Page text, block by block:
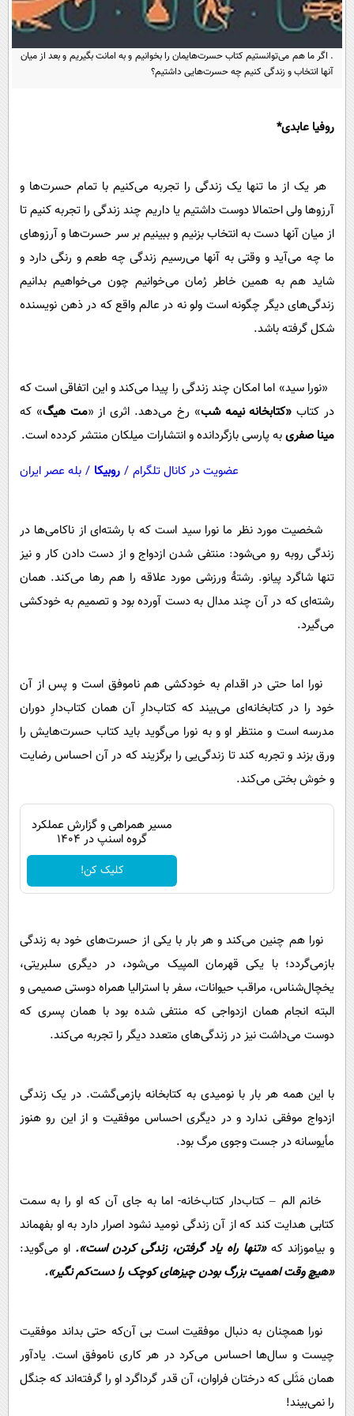
. اگر ما هم می‌توانستیم کتاب حسرت‌هایمان را بخوانیم و به امانت بگیریم و بعد از میان
آنها انتخاب و زندگی کنیم چه حسرت‌هایی داشتیم؟
روفیا عابدی*
هر یک از ما تنها یک زندگی را تجربه می‌کنیم با تمام حسرت‌ها و
آرزوها ولی احتمالا دوست داشتیم یا داریم چند زندگی را تجربه کنیم تا
از میان آنها دست به انتخاب بزنیم و ببینیم بر سر حسرت‌ها و آرزوهای
ما چه می‌آید و وقتی به آنها می‌رسیم زندگی چه طعم و رنگی دارد و
شاید هم به همین خاطر رُمان می‌خوانیم چون می‌خواهیم بدانیم
زندگی‌های دیگر چگونه است ولو نه در عالم واقع که در ذهن نویسنده
شکل گرفته باشد.
«نورا سید» اما امکان چند زندگی را پیدا می‌کند و این اتفاقی است که
در کتاب «کتابخانه نیمه شب» رخ می‌دهد. اثری از «مت هیگ» که
مینا صفریبه پارسی بازگردانده و انتشارات میلکان منتشر کردده است.
عضویت در کانال تلگرام / روبیکا / بله عصر ایران
شخصیت مورد نظر ما نورا سید است که با رشته‌ای از ناکامی‌ها در
زندگی روبه رو می‌شود: منتفی شدن ازدواج و از دست دادن کار و نیز
تنها شاگرد پیانو. رشتۀ ورزشی مورد علاقه را هم رها می‌کند. همان
رشته‌ای که در آن چند مدال به دست آورده بود و تصمیم به خودکشی
می‌گیرد.
نورا اما حتی در اقدام به خودکشی هم ناموفق است و پس از آن
خود را در کتابخانه‌ای می‌بیند که کتاب‌دارِ آن همان کتاب‌دارِ دوران
مدرسه است و منتظر او و به نورا می‌گوید باید کتاب حسرت‌هایش را
ورق بزند و تجربه کند تا زندگی‌یی را برگزیند که در آن احساس رضایت
و خوش بختی می‌کند.
مسیر همراهی و گزارش عملکرد
گروه اسنپ در ۱۴۰۴
کلیک کن!
نورا هم چنین می‌کند و هر بار با یکی از حسرت‌های خود به زندگی
بازمی‌گردد؛ با یکی قهرمان المپیک می‌شود، در دیگری سلبریتی،
یخچال‌شناس، مراقب حیوانات، سفر با استرالیا همراه دوستی صمیمی و
البته انجام همان ازدواجی که منتفی شده بود با همان پسری که
دوست می‌داشت نیز در زندگی‌های متعدد دیگر را تجربه می‌کند.
با این همه هر بار با نومیدی به کتابخانه بازمی‌گشت. در یک زندگی
ازدواج موفقی ندارد و در دیگری احساس موفقیت و از این رو هنوز
مأیوسانه در جست و‌جوی مرگ بود.
خانم الم – کتاب‌دار کتاب‌خانه- اما به جای آن که او را به سمت
کتابی هدایت کند که از آن زندگی نومید نشود اصرار دارد به او بفهماند
و بیاموزاند که«‌تنها راه یاد گرفتن، زندگی کردن است». او می‌گوید:
«هیچ وقت اهمیت بزرگ بودن چیزهای کوچک را دست‌کم نگیر».
نورا همچنان به دنبال موفقیت است بی آن‌که حتی بداند موفقیت
چیست و سال‌ها احساس می‌کرد در هر کاری ناموفق است. یادآور
همان مَثَلی که درختان فراوان، آن قدر گرداگرد او را گرفته‌اند که جنگل
را نمی‌بیند!